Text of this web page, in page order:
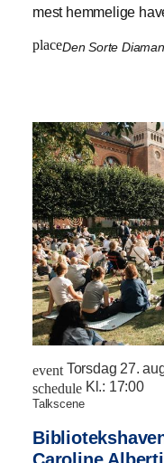
mest hemmelige
placeDen Sorte
event Torsdag 27.
schedule Kl.: 17:00
talkscene